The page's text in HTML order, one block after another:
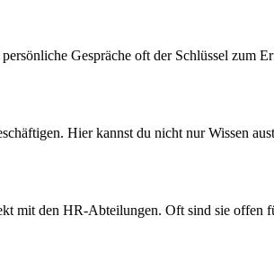
Gespräche oft der Schlüssel zum
Hier kannst du nicht nur Wissen
mit den HR-Abteilungen. Oft sind sie offen